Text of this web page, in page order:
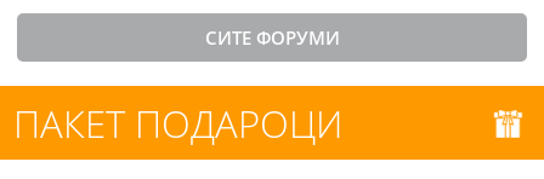
СИТЕ ФОРУМИ
ПАКЕТ ПОДАРОЦИ